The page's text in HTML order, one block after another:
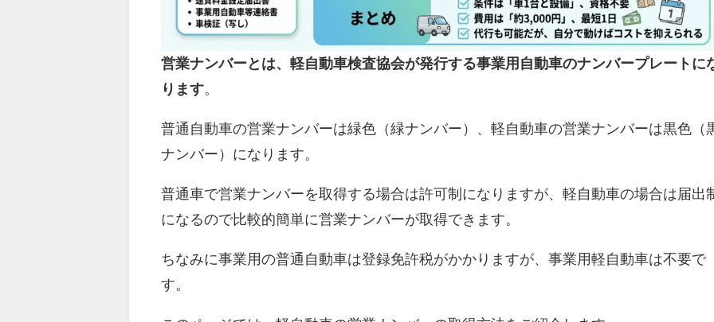
営業ナンバーとは、軽自動車検査協会が発行する事業用自動車のナンバープレートに
ります
普通自動車の営業ナンバーは緑色（緑ナンバー）、軽自動車の営業ナンバーは黒色（
ナンバー）になります。
普通車で営業ナンバーを取得する場合は許可制になりますが、軽自動車の場合は届出
になるので比較的簡単に営業ナンバーが取得できます。
ちなみに事業用の普通自動車は登録免許税がかかりますが、事業用軽自動車は不要で
す。